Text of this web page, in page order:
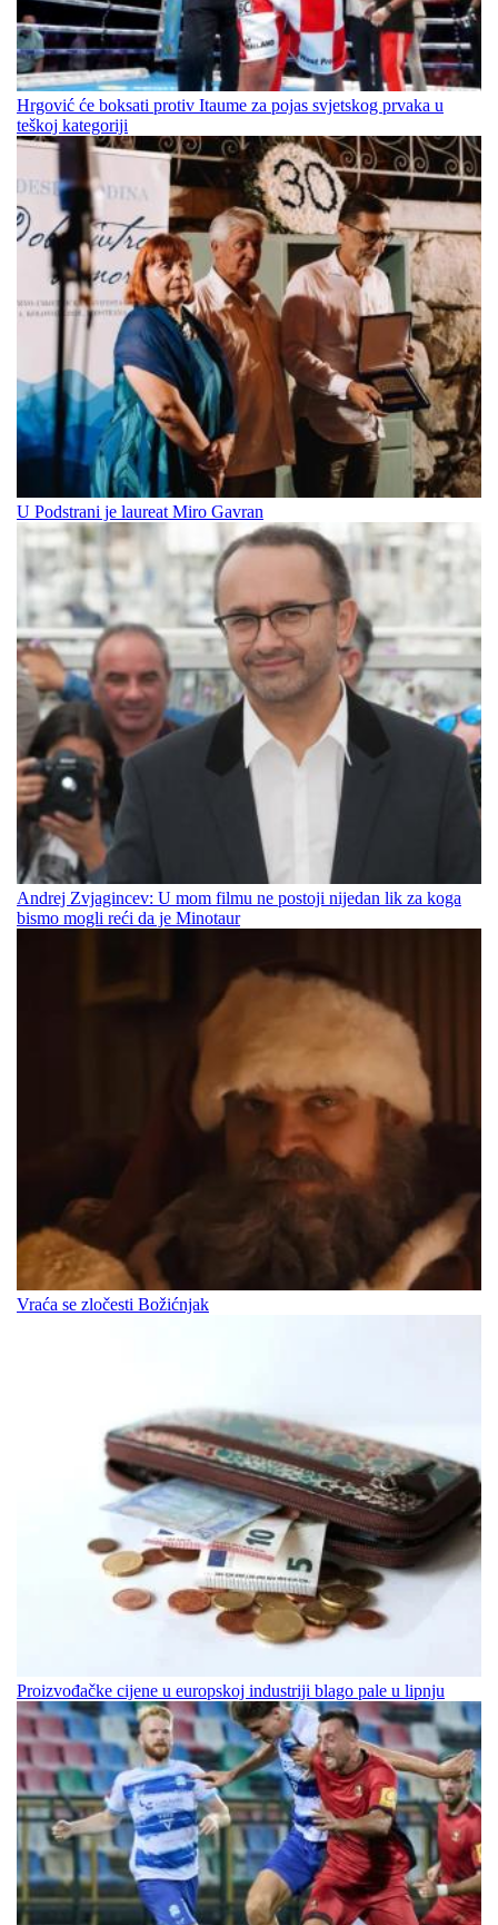
Hrgović će boksati protiv Itaume za pojas svjetskog prvaka u
teškoj kategoriji
U Podstrani je laureat Miro Gavran
Andrej Zvjagincev: U mom filmu ne postoji nijedan lik za koga
bismo mogli reći da je Minotaur
Vraća se zločesti Božićnjak
Proizvođačke cijene u europskoj industriji blago pale u lipnju